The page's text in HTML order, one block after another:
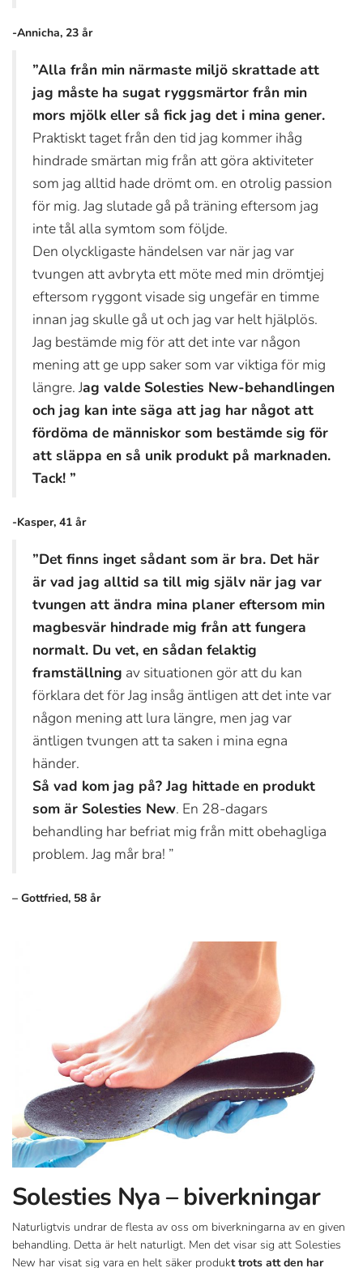
-Annicha, 23 år
”Alla från min närmaste miljö skrattade att
jag måste ha sugat ryggsmärtor från min
mors mjölk eller så fick jag det i mina gener.
Praktiskt taget från den tid jag kommer ihåg
hindrade smärtan mig från att göra aktiviteter
som jag alltid hade drömt om. en otrolig passion
för mig. Jag slutade gå på träning eftersom jag
inte tål alla symtom som följde.
Den olyckligaste händelsen var när jag var
tvungen att avbryta ett möte med min drömtjej
eftersom ryggont visade sig ungefär en timme
innan jag skulle gå ut och jag var helt hjälplös.
Jag bestämde mig för att det inte var någon
mening att ge upp saker som var viktiga för mig
längre. Jag valde Solesties New-behandlingen
och jag kan inte säga att jag har något att
fördöma de människor som bestämde sig för
att släppa en så unik produkt på marknaden.
Tack! ”
-Kasper, 41 år
”Det finns inget sådant som är bra. Det här
är vad jag alltid sa till mig själv när jag var
tvungen att ändra mina planer eftersom min
magbesvär hindrade mig från att fungera
normalt. Du vet, en sådan felaktig
framställning av situationen gör att du kan
förklara det för Jag insåg äntligen att det inte var
någon mening att lura längre, men jag var
äntligen tvungen att ta saken i mina egna
händer.
Så vad kom jag på? Jag hittade en produkt
som är Solesties New. En 28-dagars
behandling har befriat mig från mitt obehagliga
problem. Jag mår bra! ”
– Gottfried, 58 år
Solesties Nya – biverkningar
Naturligtvis undrar de flesta av oss om biverkningarna av en given
behandling. Detta är helt naturligt. Men det visar sig att Solesties
New har visat sig vara en helt säker produkt trots att den har